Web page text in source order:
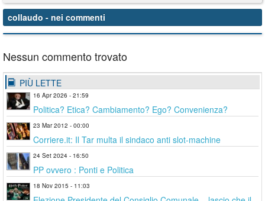
collaudo - nei commenti
Nessun commento trovato
PIÙ LETTE
16 Apr 2026 - 21:59
Politica? Etica? Cambiamento? Ego? Convenienza?
23 Mar 2012 - 00:00
Corriere.it: Il Tar multa il sindaco anti slot-machine
24 Set 2024 - 16:50
PP ovvero : Ponti e Politica
18 Nov 2015 - 11:03